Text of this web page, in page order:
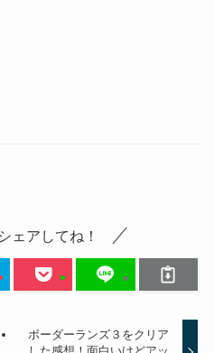
ェアしてね！
ボーダーランズ３をクリア